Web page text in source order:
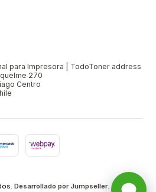
para Impresora | TodoToner address
270
Centro
Desarrollado por Jumpseller.